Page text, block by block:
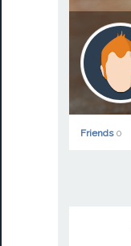
Friends 0